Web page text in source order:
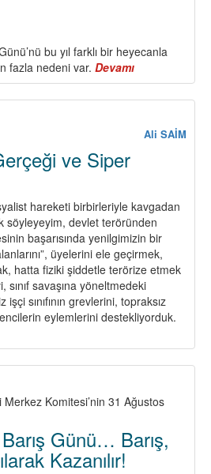
bu yıl farklı bir heyecanla
fazla nedeni var. Devamı
Partimiz
104
Lenin,
Ali SAİM
ve Siper
hareketi birbirleriyle kavgadan
söyleyeyim, devlet teröründen
başarısında yenilgimizin bir
üyelerini ele geçirmek,
hatta fiziki şiddetle terörize etmek
sınıf savaşına yöneltmedeki
işçi sınıfının grevlerini, topraksız
eylemlerini destekliyorduk.
Komitesi’nin 31 Ağustos
Günü… Barış,
Kazanılır!